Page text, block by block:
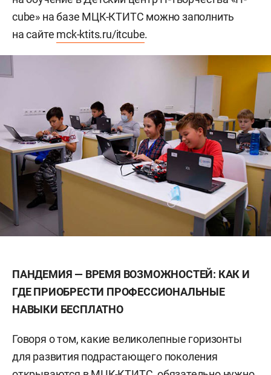
cube» на базе МЦК-КТИТС можно заполнить
на сайте mck-ktits.ru/itcube.
ПАНДЕМИЯ — ВРЕМЯ ВОЗМОЖНОСТЕЙ: КАК И
ГДЕ ПРИОБРЕСТИ ПРОФЕССИОНАЛЬНЫЕ
НАВЫКИ БЕСПЛАТНО
Говоря о том, какие великолепные горизонты
для развития подрастающего поколения